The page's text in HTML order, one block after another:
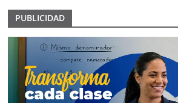
PUBLICIDAD